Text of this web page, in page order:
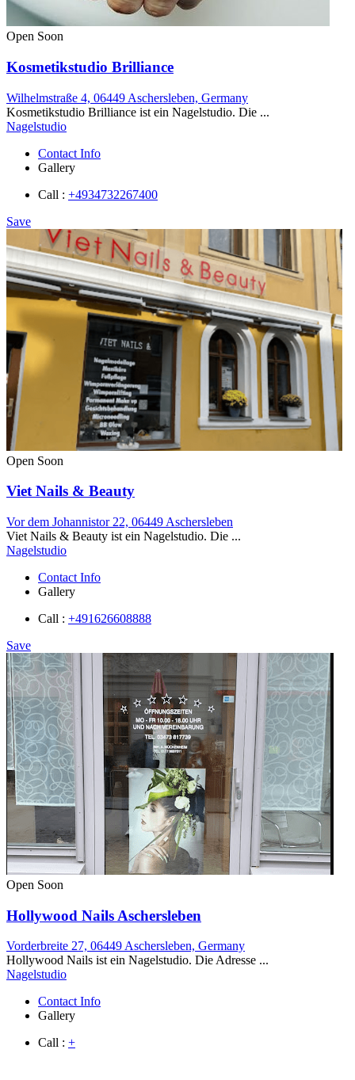
Open Soon
Kosmetikstudio Brilliance
Wilhelmstraße 4, 06449 Aschersleben, Germany
Kosmetikstudio Brilliance ist ein Nagelstudio. Die ...
Nagelstudio
Contact Info
Gallery
Call : +4934732267400
Save
Open Soon
Viet Nails & Beauty
Vor dem Johannistor 22, 06449 Aschersleben
Viet Nails & Beauty ist ein Nagelstudio. Die ...
Nagelstudio
Contact Info
Gallery
Call : +491626608888
Save
Open Soon
Hollywood Nails Aschersleben
Vorderbreite 27, 06449 Aschersleben, Germany
Hollywood Nails ist ein Nagelstudio. Die Adresse ...
Nagelstudio
Contact Info
Gallery
Call : +